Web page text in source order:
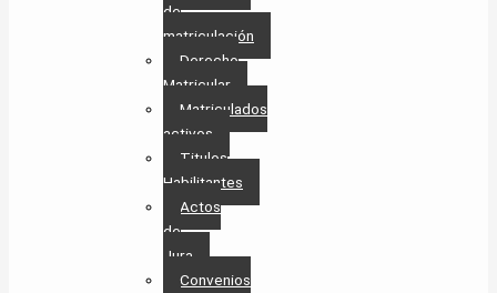
de
matriculación
Derecho
Matricular
Matriculados
activos
Titulos
Habilitantes
Actos
de
Jura
Convenios